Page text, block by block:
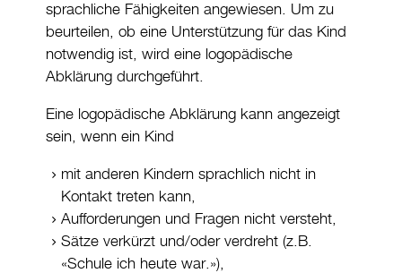
sprachliche Fähigkeiten angewiesen. Um zu
beurteilen, ob eine Unterstützung für das Kind
notwendig ist, wird eine logopädische
Abklärung durchgeführt.
Eine logopädische Abklärung kann angezeigt
sein, wenn ein Kind
mit anderen Kindern sprachlich nicht in
Kontakt treten kann,
Aufforderungen und Fragen nicht versteht,
Sätze verkürzt und/oder verdreht (z.B.
«Schule ich heute war.»),